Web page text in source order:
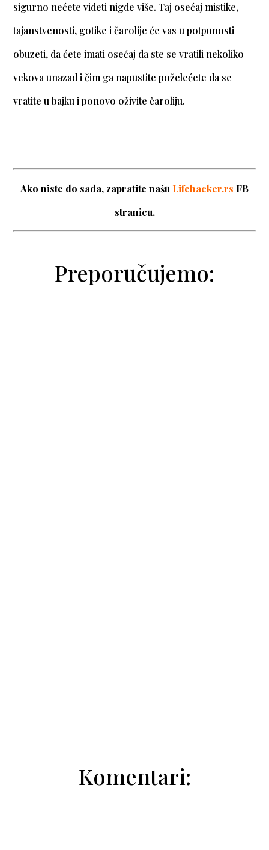
sigurno nećete videti nigde više. Taj osećaj mistike,
tajanstvenosti, gotike i čarolije će vas u potpunosti
obuzeti, da ćete imati osećaj da ste se vratili nekoliko
vekova unazad i čim ga napustite poželećete da se
vratite u bajku i ponovo oživite čaroliju.
Ako niste do sada, zapratite našu Lifehacker.rs FB
stranicu.
Preporučujemo:
Komentari: